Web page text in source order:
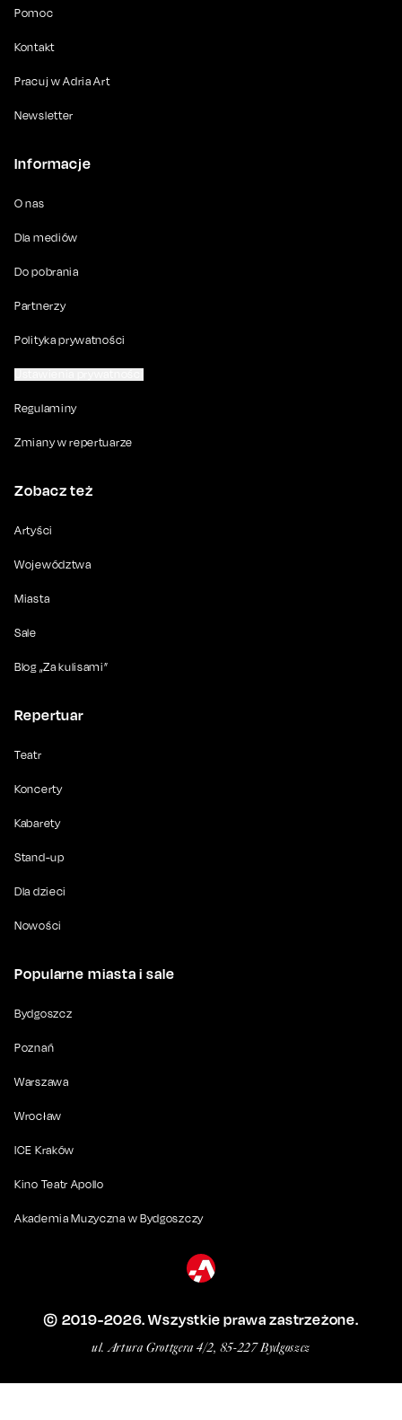
Pomoc
Kontakt
Pracuj w Adria Art
Newsletter
Informacje
O nas
Dla mediów
Do pobrania
Partnerzy
Polityka prywatności
Regulaminy
Zmiany w repertuarze
Zobacz też
Artyści
Województwa
Miasta
Sale
Blog „Za kulisami”
Repertuar
Teatr
Koncerty
Kabarety
Stand-up
Dla dzieci
Nowości
Popularne miasta i sale
Bydgoszcz
Poznań
Warszawa
Wrocław
ICE Kraków
Kino Teatr Apollo
Akademia Muzyczna w Bydgoszczy
© 2019-2026. Wszystkie prawa zastrzeżone.
ul. Artura Grottgera 4/2, 85-227 Bydgoszcz